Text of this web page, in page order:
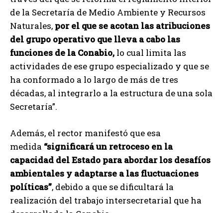
de la Secretaría de Medio Ambiente y Recursos
Naturales, por el que se acotan las atribuciones
del grupo operativo que lleva a cabo las
funciones de la Conabio, lo cual limita las
actividades de ese grupo especializado y que se
ha conformado a lo largo de más de tres
décadas, al integrarlo a la estructura de una sola
Secretaría”.
Además, el rector manifestó que esa
medida “significará un retroceso en la
capacidad del Estado para abordar los desafíos
ambientales y adaptarse a las fluctuaciones
políticas”, debido a que se dificultará la
realización del trabajo intersecretarial que ha